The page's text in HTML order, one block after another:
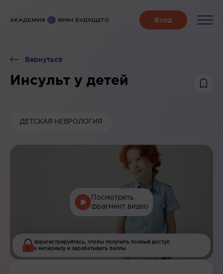
Вернуться
Инсульт у детей
ДЕТСКАЯ НЕВРОЛОГИЯ
Посмотреть
фрагмент видео
Зарегистрируйтесь, чтобы получить полный доступ
к материалу и зарабатывать баллы